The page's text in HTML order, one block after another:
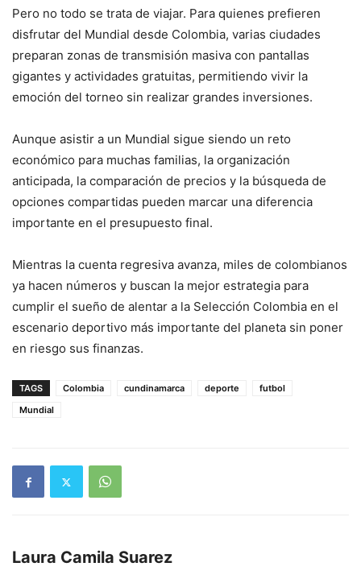
Pero no todo se trata de viajar. Para quienes prefieren
disfrutar del Mundial desde Colombia, varias ciudades
preparan zonas de transmisión masiva con pantallas
gigantes y actividades gratuitas, permitiendo vivir la
emoción del torneo sin realizar grandes inversiones.
Aunque asistir a un Mundial sigue siendo un reto
económico para muchas familias, la organización
anticipada, la comparación de precios y la búsqueda de
opciones compartidas pueden marcar una diferencia
importante en el presupuesto final.
Mientras la cuenta regresiva avanza, miles de colombianos
ya hacen números y buscan la mejor estrategia para
cumplir el sueño de alentar a la Selección Colombia en el
escenario deportivo más importante del planeta sin poner
en riesgo sus finanzas.
TAGS Colombia cundinamarca deporte
futbol
Mundial
Laura Camila Suarez